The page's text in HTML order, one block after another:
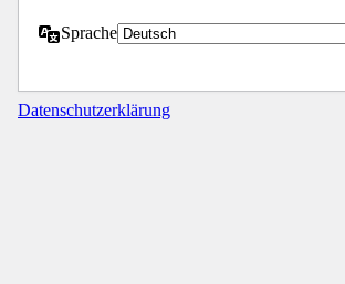
Sprache
Datenschutzerklärung